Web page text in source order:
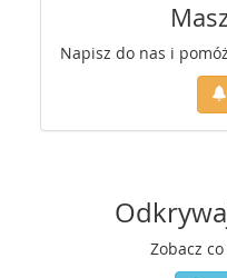
Napisz do nas i
Zobacz